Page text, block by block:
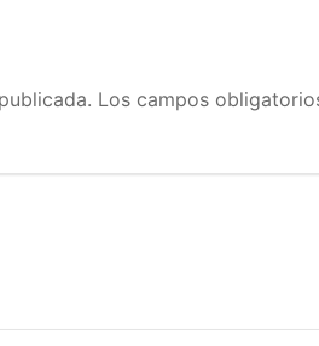
Los campos